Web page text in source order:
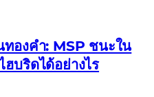
ทองคํา: MSP ชนะใน
บริดได้อย่างไร